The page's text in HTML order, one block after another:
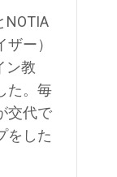
NOTIA
ー）
ン教
た。毎
交代で
をした